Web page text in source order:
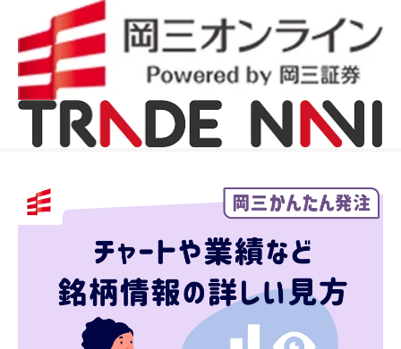
トップ
岡三かんたん発注
岡三かんたん発注